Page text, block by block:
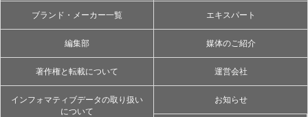
ブランド・メーカー一覧 エキスパート
編集部 媒体のご紹介
著作権と転載について 運営会社
インフォマティブデータの取り扱い
について
お知らせ